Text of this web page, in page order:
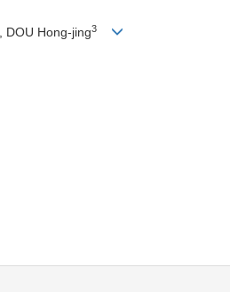
, DOU Hong-jing3